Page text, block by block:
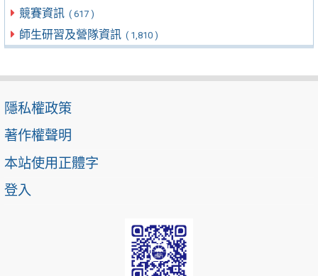
競賽資訊 ( 617 )
師生研習及營隊資訊 ( 1,810 )
隱私權政策
著作權聲明
本站使用正體字
登入